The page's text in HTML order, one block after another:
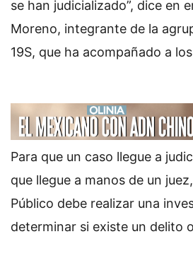
se han judicializado”, dice en
Moreno, integrante de la
19S, que ha acompañado a
Para que un caso llegue a
que llegue a manos de un
Público debe realizar una
determinar si existe un delito